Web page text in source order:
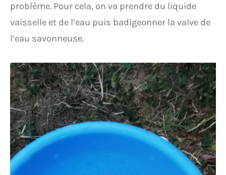
problème. Pour cela, on va prendre du liquide
vaisselle et de l’eau puis badigeonner la valve de
l’eau savonneuse.